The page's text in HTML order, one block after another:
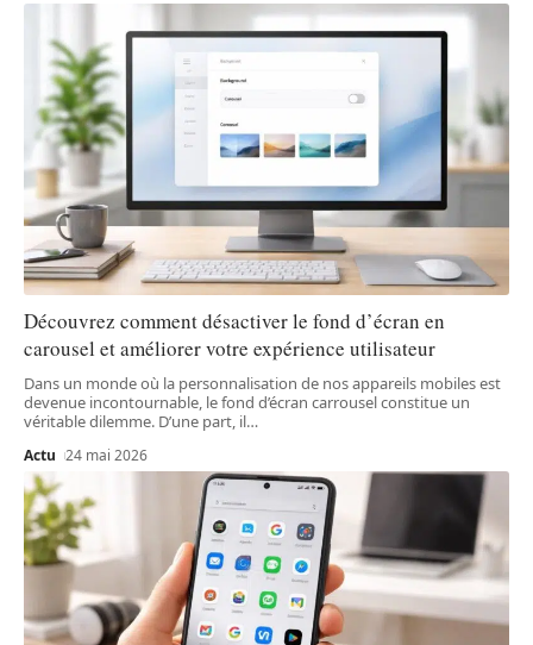
Découvrez comment désactiver le fond d’écran en
carousel et améliorer votre expérience utilisateur
Dans un monde où la personnalisation de nos appareils mobiles est
devenue incontournable, le fond d’écran carrousel constitue un
véritable dilemme. D’une part, il…
Actu 24 mai 2026